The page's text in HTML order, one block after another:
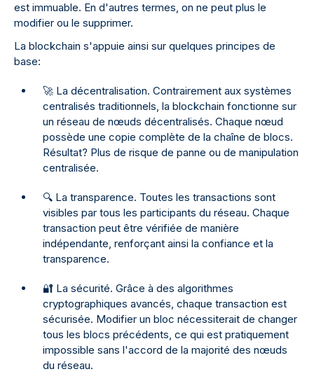
est immuable. En d'autres termes, on ne peut plus le
modifier ou le supprimer.
La blockchain s'appuie ainsi sur quelques principes de
base:
🚀 La décentralisation. Contrairement aux systèmes
centralisés traditionnels, la blockchain fonctionne sur
un réseau de nœuds décentralisés. Chaque nœud
possède une copie complète de la chaîne de blocs.
Résultat? Plus de risque de panne ou de manipulation
centralisée.
🔍 La transparence. Toutes les transactions sont
visibles par tous les participants du réseau. Chaque
transaction peut être vérifiée de manière
indépendante, renforçant ainsi la confiance et la
transparence.
🔐 La sécurité. Grâce à des algorithmes
cryptographiques avancés, chaque transaction est
sécurisée. Modifier un bloc nécessiterait de changer
tous les blocs précédents, ce qui est pratiquement
impossible sans l'accord de la majorité des nœuds
du réseau.